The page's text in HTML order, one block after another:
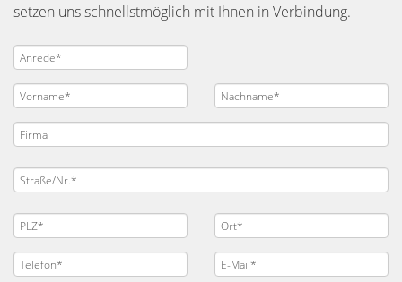
setzen uns schnellstmöglich mit Ihnen in Verbindung.